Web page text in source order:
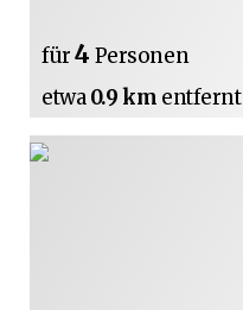
für4 Personen
etwa0.9 km entfernt